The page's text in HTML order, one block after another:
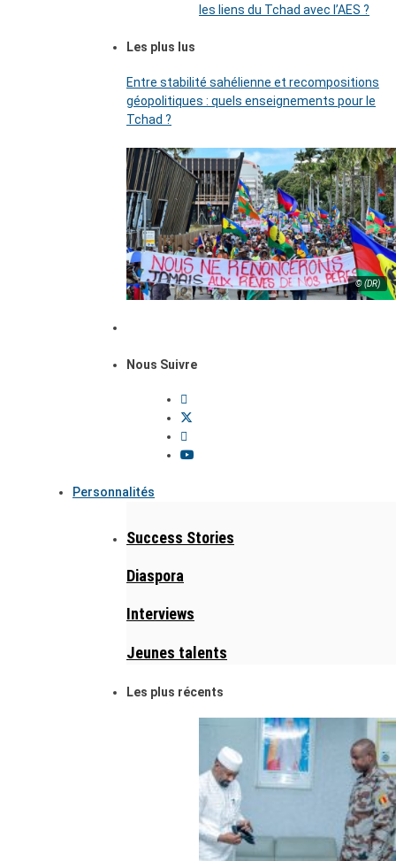
les liens du Tchad avec l’AES ?
Les plus lus
Entre stabilité sahélienne et recompositions
géopolitiques : quels enseignements pour le
Tchad ?
© (DR)
Nous Suivre
Personnalités
Success Stories
Diaspora
Interviews
Jeunes talents
Les plus récents